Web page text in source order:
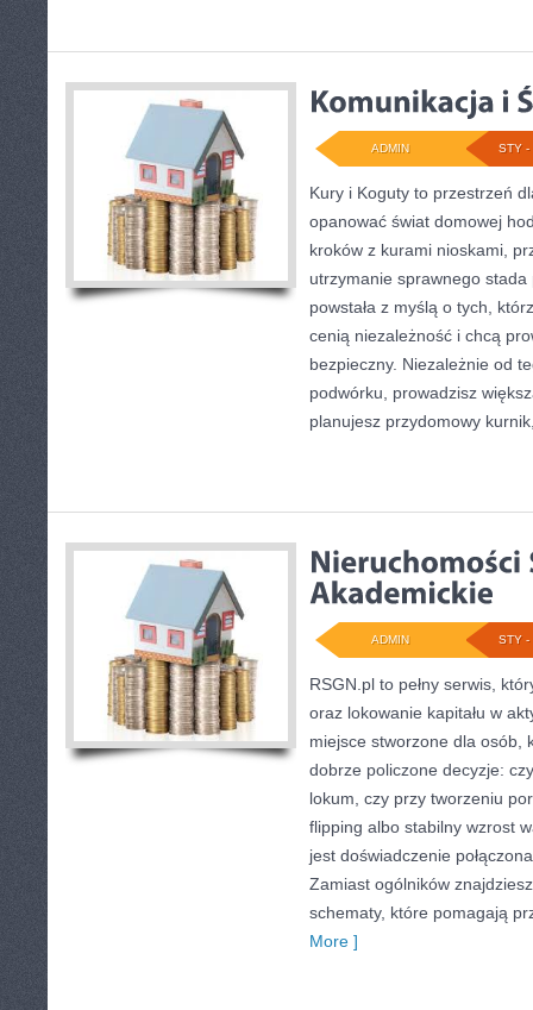
STY -
ADMIN
Kury i Koguty to przestrzeń
opanować świat domowej
kroków z kurami nioskami,
utrzymanie sprawnego stada
powstała z myślą o tych,
cenią niezależność i chcą
bezpieczny. Niezależnie od
podwórku, prowadzisz
planujesz przydomowy
STY -
ADMIN
RSGN.pl to pełny serwis,
oraz lokowanie kapitału w
miejsce stworzone dla osób,
dobrze policzone decyzje:
lokum, czy przy tworzeniu
flipping albo stabilny wzrost
jest doświadczenie
Zamiast ogólników
schematy, które pomagają
More ]